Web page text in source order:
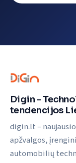
Digin -
tendencijos
digin.lt –
apžvalgos,
automobilių